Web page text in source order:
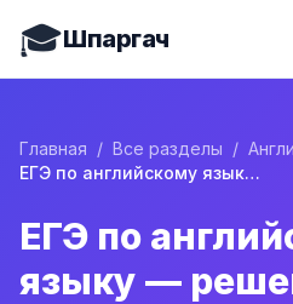
🎓Шпаргач
Главная / Все разделы /
ЕГЭ по английскому языку — решение
ЕГЭ по
языку —